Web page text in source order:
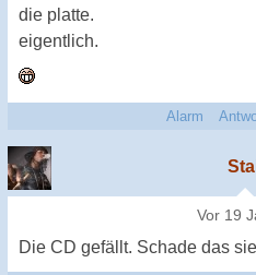
die platte.
eigentlich.
Alarm
Vor 19
Die CD gefällt. Schade das